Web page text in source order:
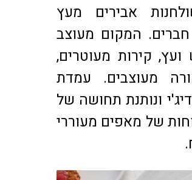
אבירים מעץ
המקום מעוצב
קירות מעוטרים,
מעוצבים. עמדת
ונותנת תחושה של
של מאפים מעוררי